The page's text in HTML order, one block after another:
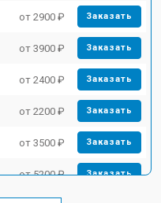
от 2900 ₽ Заказать
от 3900 ₽ Заказать
от 2400 ₽ Заказать
от 2200 ₽ Заказать
от 3500 ₽ Заказать
от 5200 ₽ Заказать